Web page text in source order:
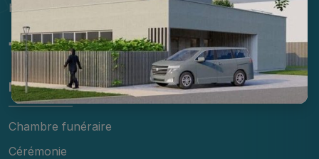
hommage à votre proche.
Nos prestations
Chambre funéraire
Cérémonie